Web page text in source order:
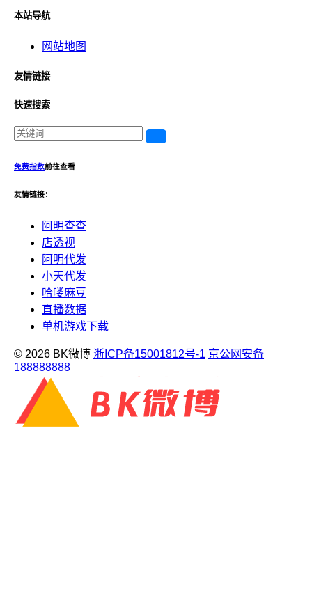
本站导航
网站地图
友情链接
快速搜索
免费指数前往查看
友情链接：
阿明查查
店透视
阿明代发
小天代发
哈喽麻豆
直播数据
单机游戏下载
© 2026 BK微博 浙ICP备15001812号-1 京公网安备
188888888